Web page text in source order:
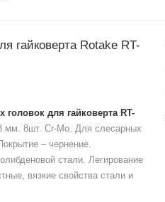
гайковерта Rotake RT-
для гайковерта RT-
мм. 8шт. Cr-Mo. Для слесарных
– чернение.
стали. Легирование
вязкие свойства стали и